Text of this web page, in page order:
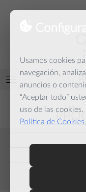
Usamos cookies
navegación,
anuncios o
“Aceptar todo”
uso de las
Política de Cookies.